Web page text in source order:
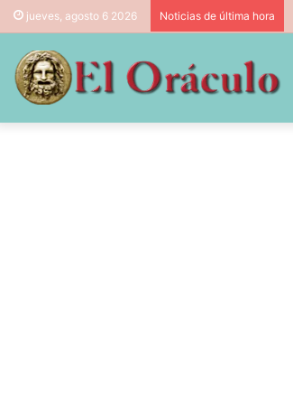
jueves, agosto 6 2026 Noticias de última hora